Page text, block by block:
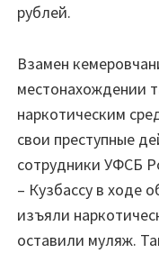
рублей.
Взамен
местонахождении
наркотическим
свои преступные
сотрудники УФСБ
– Кузбассу в ходе
изъяли
оставили муляж.